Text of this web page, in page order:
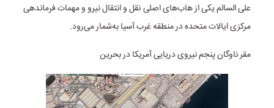
علی السالم یکی از هاب‌های اصلی نقل و انتقال نیرو و مهمات فرماندهی
مرکزی ایالات متحده در منطقه غرب آسیا به‌شمار می‌رود.
مقر ناوگان پنجم نیروی دریایی آمریکا در بحرین